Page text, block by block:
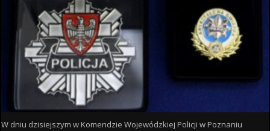
W dniu dzisiejszym w Komendzie Wojewódzkiej Policji w Poznaniu